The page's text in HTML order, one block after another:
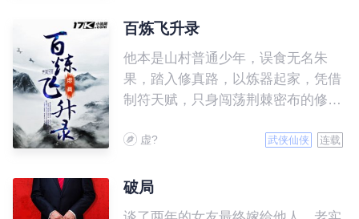
百炼飞升录
他本是山村普通少年，误食无名朱
果，踏入修真路，以炼器起家，凭借
制符天赋，只身闯荡荆棘密布的修仙
有了难以预料的变化，是福还是祸？
虚? 武侠仙侠 连载
破局